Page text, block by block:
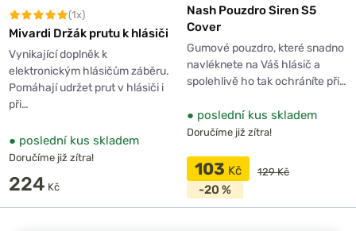
(1x)
Mivardi Držák prutu k hlásiči
Vynikající doplněk k
elektronickým hlásičům záběru.
Pomáhají udržet prut v hlásiči i
při…
● poslední kus skladem
Doručíme již zítra!
224 Kč
Nash Pouzdro Siren S5
Cover
Gumové pouzdro, které snadno
navléknete na Váš hlásič a
spolehlivě ho tak ochráníte při…
● poslední kus skladem
Doručíme již zítra!
103 Kč 129 Kč
-20 %